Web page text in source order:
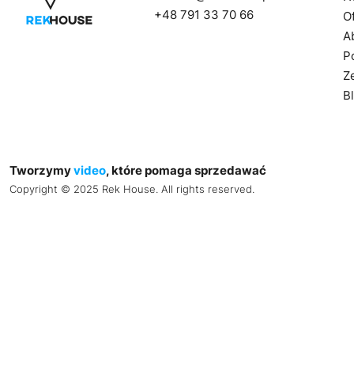
+48 791 33 70 66
Tworzymyvideo, które pomaga sprzedawać
Copyright © 2025 Rek House. All rights reserved.